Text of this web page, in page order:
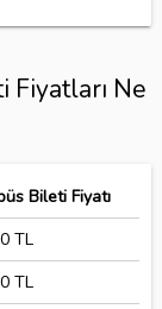
Fiyatları Ne
Bileti Fiyatı
TL
TL